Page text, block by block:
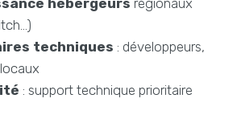
techniques : développeurs,
: support technique prioritaire